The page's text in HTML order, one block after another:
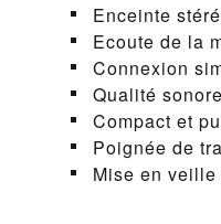
Enceinte
Ecoute de la
Connexion
Qualité
Compact et
Poignée de
Mise en